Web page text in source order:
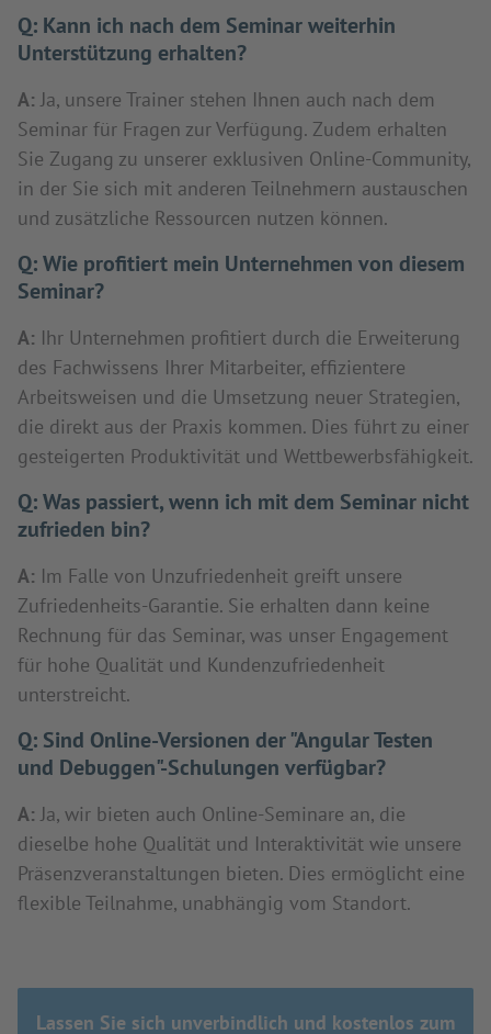
Q: Kann ich nach dem Seminar weiterhin
Unterstützung erhalten?
A: Ja, unsere Trainer stehen Ihnen auch nach dem
Seminar für Fragen zur Verfügung. Zudem erhalten
Sie Zugang zu unserer exklusiven Online-Community,
in der Sie sich mit anderen Teilnehmern austauschen
und zusätzliche Ressourcen nutzen können.
Q:Wie profitiert mein Unternehmen von diesem
Seminar?
A: Ihr Unternehmen profitiert durch die Erweiterung
des Fachwissens Ihrer Mitarbeiter, effizientere
Arbeitsweisen und die Umsetzung neuer Strategien,
die direkt aus der Praxis kommen. Dies führt zu einer
gesteigerten Produktivität und Wettbewerbsfähigkeit.
Q:Was passiert, wenn ich mit dem Seminar nicht
zufrieden bin?
A: Im Falle von Unzufriedenheit greift unsere
Zufriedenheits-Garantie. Sie erhalten dann keine
Rechnung für das Seminar, was unser Engagement
für hohe Qualität und Kundenzufriedenheit
unterstreicht.
Q: Sind Online-Versionen der "Angular Testen
und Debuggen"-Schulungen verfügbar?
A: Ja, wir bieten auch Online-Seminare an, die
dieselbe hohe Qualität und Interaktivität wie unsere
Präsenzveranstaltungen bieten. Dies ermöglicht eine
flexible Teilnahme, unabhängig vom Standort.
Lassen Sie sich unverbindlich und kostenlos zum